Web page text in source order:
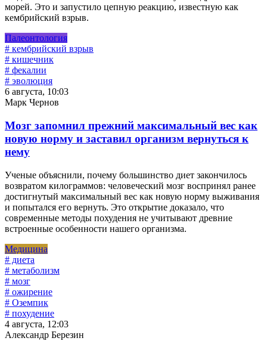
морей. Это и запустило цепную реакцию, известную как
кембрийский взрыв.
Палеонтология
# кембрийский взрыв
# кишечник
# фекалии
# эволюция
6 августа, 10:03
Марк Чернов
Мозг запомнил прежний максимальный вес как
новую норму и заставил организм вернуться к
нему
Ученые объяснили, почему большинство диет закончилось
возвратом килограммов: человеческий мозг воспринял ранее
достигнутый максимальный вес как новую норму выживания
и попытался его вернуть. Это открытие доказало, что
современные методы похудения не учитывают древние
встроенные особенности нашего организма.
Медицина
# диета
# метаболизм
# мозг
# ожирение
# Оземпик
# похудение
4 августа, 12:03
Александр Березин